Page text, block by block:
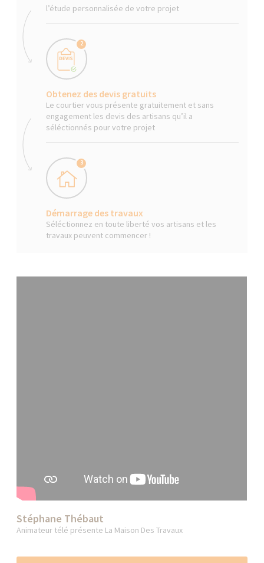
l’étude personnalisée de votre projet
2
Obtenez des devis gratuits
Le courtier vous présente gratuitement et sans
engagement les devis des artisans qu’il a
séléctionnés pour votre projet
3
Démarrage des travaux
Séléctionnez en toute liberté vos artisans et les
travaux peuvent commencer !
Stéphane Thébaut
Animateur télé présente La Maison Des Travaux